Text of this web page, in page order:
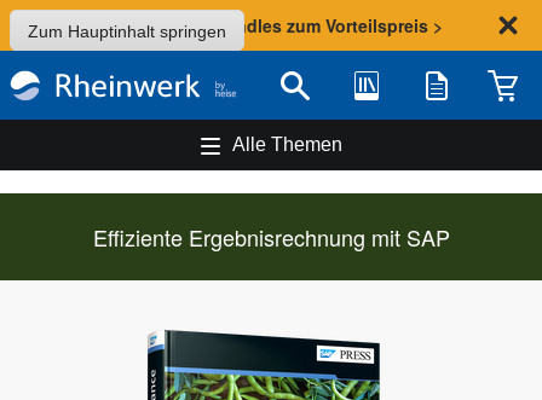
Zum Hauptinhalt springen
Sommer-Aktion: Bundles zum Vorteilspreis >
Suche Bibliothek Merkliste
Alle Themen
Effiziente Ergebnisrechnung mit SAP